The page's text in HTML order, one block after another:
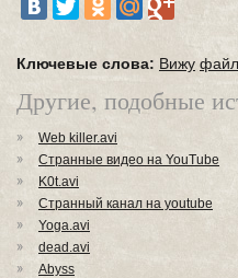
Ключевые слова: Вижу
Другие, подобные
Web killer.avi
Странные видео на YouTube
K0t.avi
Странный канал на youtube
Yoga.avi
dead.avi
Abyss